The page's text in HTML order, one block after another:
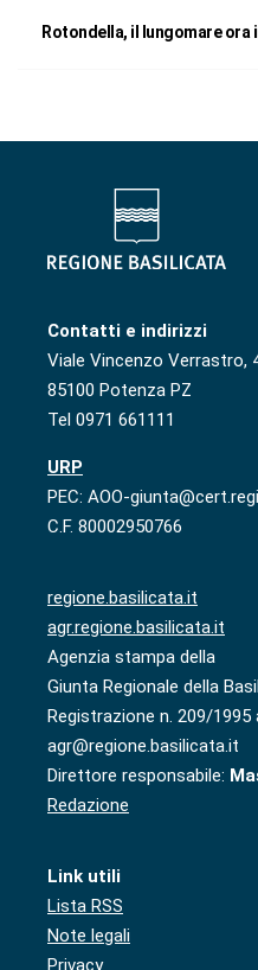
Rotondella, il lungomare ora
Contatti e indirizzi
Viale Vincenzo Verrastro,
85100 Potenza PZ
Tel 0971 661111
URP
PEC: AOO-
C.F. 80002950766
regione.basilicata.it
agr.regione.basilicata.it
Agenzia stampa della
Giunta Regionale della
Registrazione n. 209/
agr@regione.basilicata.it
Direttore responsabile:
Redazione
Link utili
Lista RSS
Note legali
Privacy